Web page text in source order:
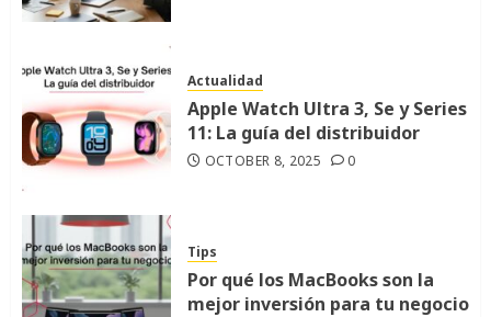
Actualidad
Apple Watch Ultra 3, Se y Series
11: La guía del distribuidor
OCTOBER 8, 2025 0
Tips
Por qué los MacBooks son la
mejor inversión para tu negocio